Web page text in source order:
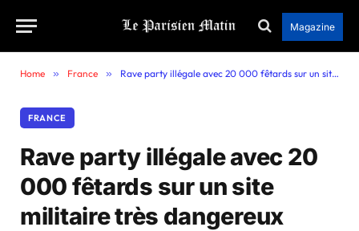
Magazine
Home » France » Rave party illégale avec 20 000 fêtards sur un site militaire très dangereux
FRANCE
Rave party illégale avec 20
000 fêtards sur un site
militaire très dangereux